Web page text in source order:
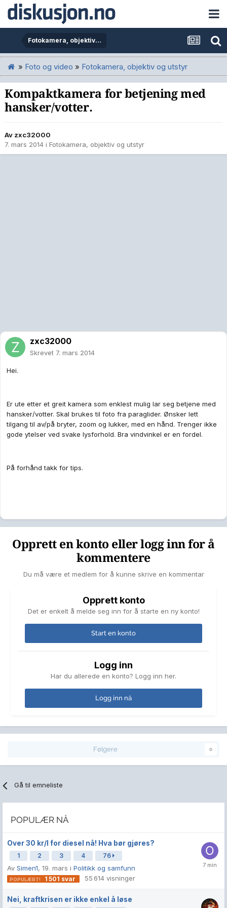
Fotokamera, objektiv og utstyr
» Foto og video » Fotokamera, objektiv og utstyr
Kompaktkamera for betjening med
hansker/votter.
Av zxc32000
7. mars 2014 i Fotokamera, objektiv og utstyr
zxc32000
Skrevet 7. mars 2014
Hei.
Er ute etter et greit kamera som enklest mulig lar seg betjene med
hansker/votter. Skal brukes til foto fra paraglider. Ønsker lett
tilgang til av/på bryter, zoom og lukker, med en hånd. Trenger ikke
gode ytelser ved svake lysforhold. Bra vindvinkel er en fordel.
På forhånd takk for tips.
Opprett en konto eller logg inn for å
kommentere
Du må være et medlem for å kunne skrive en kommentar
Opprett konto
Det er enkelt å melde seg inn for å starte en ny konto!
Start en konto
Logg inn
Har du allerede en konto? Logg inn her.
Logg inn nå
Følgere 0
Gå til emneliste
POPULÆR NÅ
Over 30 kr/l for diesel nå! Hva bør gjøres?
1 2 3 4 76
Av Simen1, 19. mars i Politikk og samfunn
1 501 svar 55 614 visninger
Nei, kraftkrisen er ikke enkel å løse